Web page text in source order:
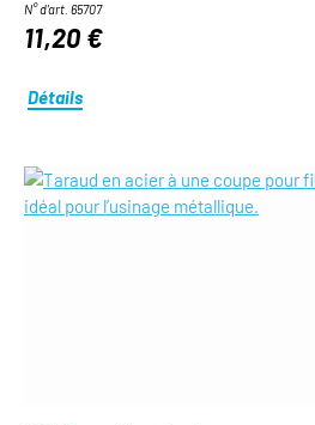
N° d'art. 65707
11,20 €
Détails